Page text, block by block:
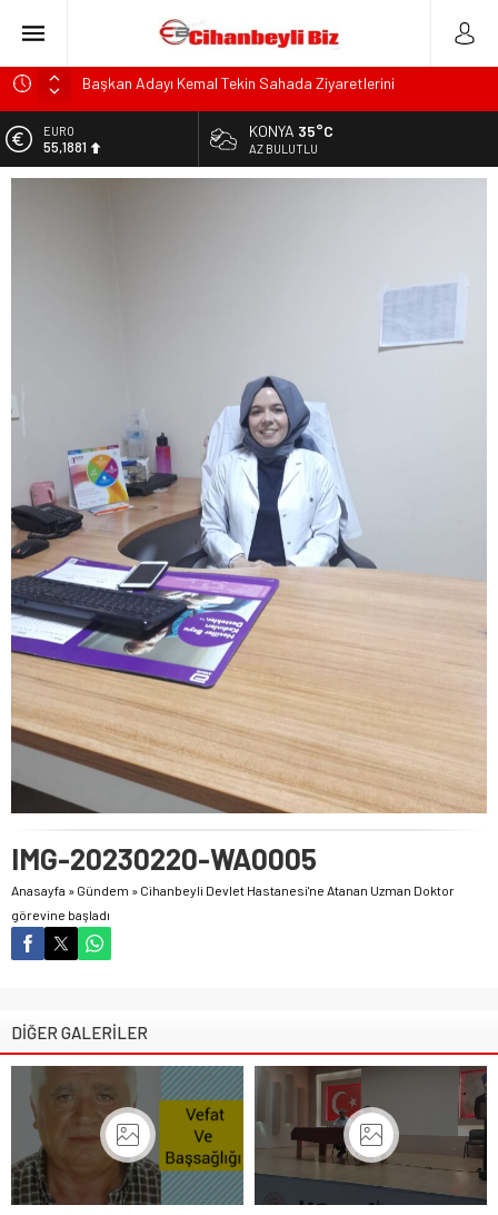
Başkan Adayı Kemal Tekin Sahada Ziyaretlerini
Yoğunlaştırdı
Konyalı Çiftci Feci şekilde Can Verdi
kaybeden biri bebek 2 kişi ile yaralanan 2 kişinin kimlikleri
Trafik Kazasinda Yaralanmıştı, Tedavi gördüğü Hastanede
EURO
55,1881
KONYA 35°C
AZ BULUTLU
IMG-20230220-WA0005
Anasayfa » Gündem » Cihanbeyli Devlet Hastanesi'ne Atanan Uzman Doktor
görevine başladı
DİĞER GALERİLER